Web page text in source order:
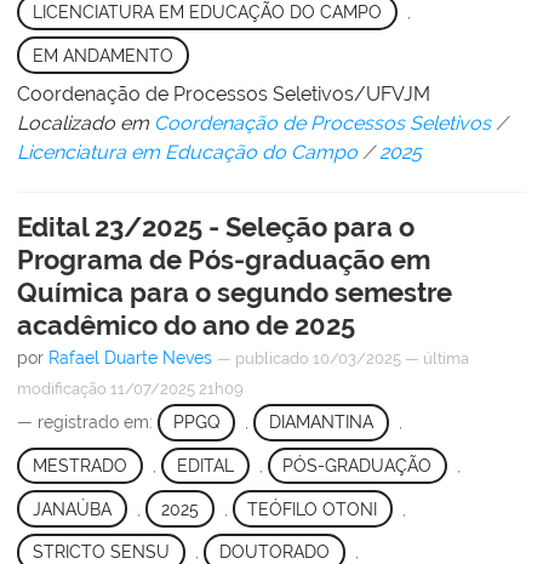
LICENCIATURA EM EDUCAÇÃO DO CAMPO
EM ANDAMENTO
Coordenação de Processos Seletivos/UFVJM
Localizado em Coordenação de Processos Seletivos /
Licenciatura em Educação do Campo /2025
Edital 23/2025 - Seleção para o
Programa de Pós-graduação em
Química para o segundo semestre
acadêmico do ano de 2025
por Rafael Duarte Neves — publicado 10/03/2025 — última
modificação 11/07/2025 21h09
— registrado em: PPGQ , DIAMANTINA ,
MESTRADO EDITAL PÓS-GRADUAÇÃO
JANAÚBA 2025 TEÓFILO OTONI
STRICTO SENSU , DOUTORADO ,